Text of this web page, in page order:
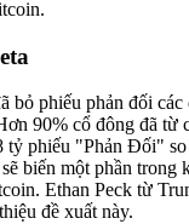
bỏ phiếu phản đối
90% cổ đông đã từ
tỷ phiếu "Phản Đối"
biến một phần trong
Ethan Peck từ
đề xuất này.